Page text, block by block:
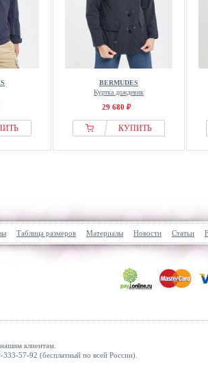
BERMUDES
Куртка дождевик
29 680 ₽
КУПИТЬ
Таблица размеров Материалы Новости Статьи
клиентам.
57-92 (бесплатный по всей России).